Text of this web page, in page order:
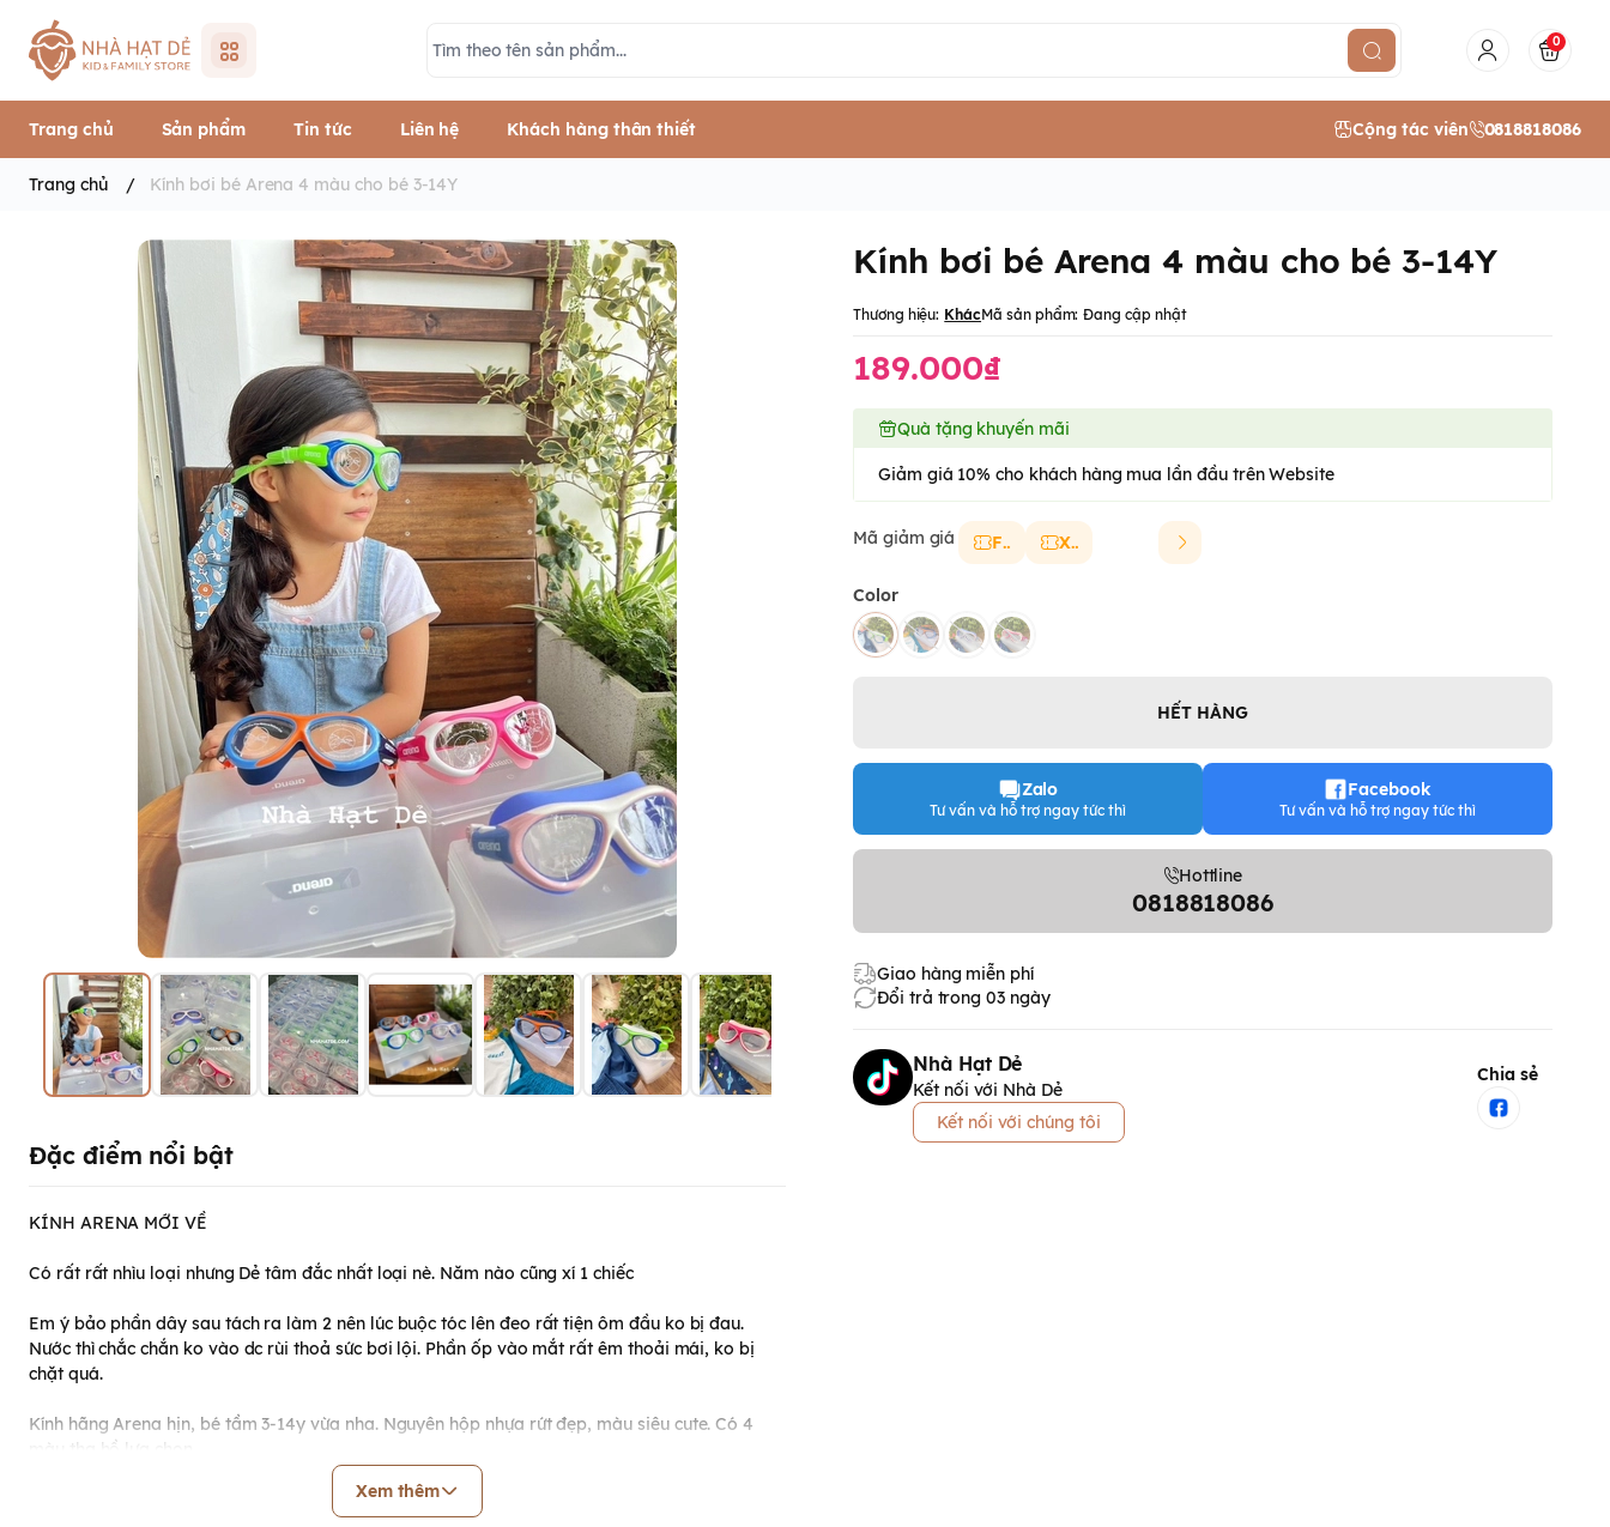
0
Trang chủ Sản phẩm Tin tức Liên hệ Khách hàng thân thiết Cộng tác viên 0818818086
Trang chủ / Kính bơi bé Arena 4 màu cho bé 3-14Y
Kính bơi bé Arena 4 màu cho bé 3-14Y
Thương hiệu: KhácMã sản phẩm: Đang cập nhật
189.000₫
Quà tặng khuyến mãi
Giảm giá 10% cho khách hàng mua lần đầu trên Website
Mã giảm giá FS XINCHAO
Color
HẾT HÀNG
Zalo
Tư vấn và hỗ trợ ngay tức thì
Facebook
Tư vấn và hỗ trợ ngay tức thì
Hottline
0818818086
Giao hàng miễn phí
Đổi trả trong 03 ngày
Nhà Hạt Dẻ
Kết nối với Nhà Dẻ
Kết nối với chúng tôi
Chia sẻ
Đặc điểm nổi bật
KÍNH ARENA MỚI VỀ
Có rất rất nhìu loại nhưng Dẻ tâm đắc nhất loại nè. Năm nào cũng xí 1 chiếc
Em ý bảo phần dây sau tách ra làm 2 nên lúc buộc tóc lên đeo rất tiện ôm đầu ko bị đau.
Nước thì chắc chắn ko vào dc rùi thoả sức bơi lội. Phần ốp vào mắt rất êm thoải mái, ko bị
chặt quá.
Kính hãng Arena hịn, bé tầm 3-14y vừa nha. Nguyên hộp nhựa rứt đẹp, màu siêu cute. Có 4
màu tha hồ lựa chọn.
Xem thêm